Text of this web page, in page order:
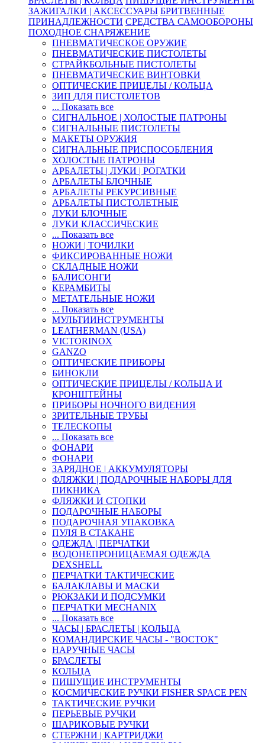
ЗАЖИГАЛКИ | АКСЕССУАРЫ БРИТВЕННЫЕ
ПРИНАДЛЕЖНОСТИ СРЕДСТВА САМООБОРОНЫ
ПОХОДНОЕ СНАРЯЖЕНИЕ
ПНЕВМАТИЧЕСКОЕ ОРУЖИЕ
ПНЕВМАТИЧЕСКИЕ ПИСТОЛЕТЫ
СТРАЙКБОЛЬНЫЕ ПИСТОЛЕТЫ
ПНЕВМАТИЧЕСКИЕ ВИНТОВКИ
ОПТИЧЕСКИЕ ПРИЦЕЛЫ / КОЛЬЦА
ЗИП ДЛЯ ПИСТОЛЕТОВ
... Показать все
СИГНАЛЬНОЕ | ХОЛОСТЫЕ ПАТРОНЫ
СИГНАЛЬНЫЕ ПИСТОЛЕТЫ
МАКЕТЫ ОРУЖИЯ
СИГНАЛЬНЫЕ ПРИСПОСОБЛЕНИЯ
ХОЛОСТЫЕ ПАТРОНЫ
АРБАЛЕТЫ | ЛУКИ | РОГАТКИ
АРБАЛЕТЫ БЛОЧНЫЕ
АРБАЛЕТЫ РЕКУРСИВНЫЕ
АРБАЛЕТЫ ПИСТОЛЕТНЫЕ
ЛУКИ БЛОЧНЫЕ
ЛУКИ КЛАССИЧЕСКИЕ
... Показать все
НОЖИ | ТОЧИЛКИ
ФИКСИРОВАННЫЕ НОЖИ
СКЛАДНЫЕ НОЖИ
БАЛИСОНГИ
КЕРАМБИТЫ
МЕТАТЕЛЬНЫЕ НОЖИ
... Показать все
МУЛЬТИИНСТРУМЕНТЫ
LEATHERMAN (USA)
VICTORINOX
GANZO
ОПТИЧЕСКИЕ ПРИБОРЫ
БИНОКЛИ
ОПТИЧЕСКИЕ ПРИЦЕЛЫ / КОЛЬЦА И
КРОНШТЕЙНЫ
ПРИБОРЫ НОЧНОГО ВИДЕНИЯ
ЗРИТЕЛЬНЫЕ ТРУБЫ
ТЕЛЕСКОПЫ
... Показать все
ФОНАРИ
ФОНАРИ
ЗАРЯДНОЕ | АККУМУЛЯТОРЫ
ФЛЯЖКИ | ПОДАРОЧНЫЕ НАБОРЫ ДЛЯ
ПИКНИКА
ФЛЯЖКИ И СТОПКИ
ПОДАРОЧНЫЕ НАБОРЫ
ПОДАРОЧНАЯ УПАКОВКА
ПУЛЯ В СТАКАНЕ
ОДЕЖДА | ПЕРЧАТКИ
ВОДОНЕПРОНИЦАЕМАЯ ОДЕЖДА
DEXSHELL
ПЕРЧАТКИ ТАКТИЧЕСКИЕ
БАЛАКЛАВЫ И МАСКИ
РЮКЗАКИ И ПОДСУМКИ
ПЕРЧАТКИ MECHANIX
... Показать все
ЧАСЫ | БРАСЛЕТЫ | КОЛЬЦА
КОМАНДИРСКИЕ ЧАСЫ - "ВОСТОК"
НАРУЧНЫЕ ЧАСЫ
БРАСЛЕТЫ
КОЛЬЦА
ПИШУЩИЕ ИНСТРУМЕНТЫ
КОСМИЧЕСКИЕ РУЧКИ FISHER SPACE PEN
ТАКТИЧЕСКИЕ РУЧКИ
ПЕРЬЕВЫЕ РУЧКИ
ШАРИКОВЫЕ РУЧКИ
СТЕРЖНИ | КАРТРИДЖИ